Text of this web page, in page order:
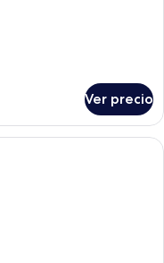
Ver precio
de hotel con dos camas,